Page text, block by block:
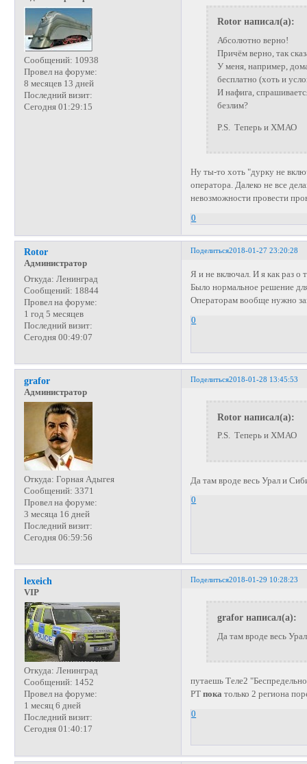
Сообщений: 10938
Провел на форуме:
8 месяцев 13 дней
Последний визит:
Сегодня 01:29:15
Rotor написал(а):
Абсолютно верно!
Причём верно, так
У меня, например,
бесплатно (хоть и
И нафига,
безлим?
P.S. Теперь и ХМАО
Ну ты-то хоть "дурку не
оператора. Далеко не все
невозможности провести
0
Поделиться2018-01-27 23:20:28
Rotor
Администратор
Откуда: Ленинград
Сообщений: 18844
Провел на форуме:
1 год 5 месяцев
Последний визит:
Сегодня 00:49:07
Я и не включал. И я как раз о
Было нормальное решение
Операторам вообще нужно
0
Поделиться2018-01-28 13:45:53
grafor
Администратор
Откуда: Горная Адыгея
Сообщений: 3371
Провел на форуме:
3 месяца 16 дней
Последний визит:
Сегодня 06:59:56
Rotor написал(а):
P.S. Теперь и ХМАО
Да там вроде весь Урал и
0
Поделиться2018-01-29 10:28:23
lexeich
VIP
Откуда: Ленинград
Сообщений: 1452
Провел на форуме:
1 месяц 6 дней
Последний визит:
Сегодня 01:40:17
grafor написал(а):
Да там вроде весь
путаешь Теле2
РТпока только 2 региона
0